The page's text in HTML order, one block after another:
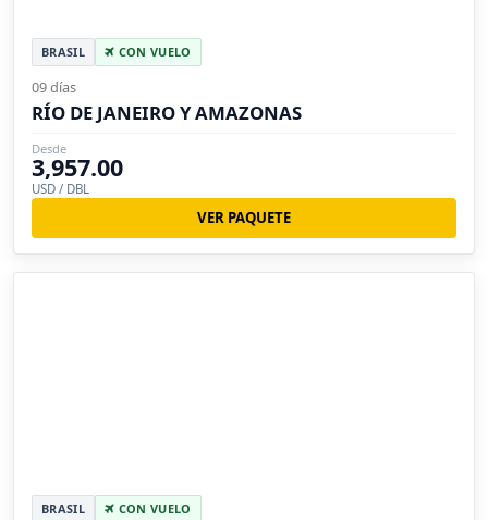
BRASIL CON VUELO
09 días
RÍO DE JANEIRO Y AMAZONAS
Desde
3,957.00
USD / DBL
VER PAQUETE
BRASIL CON VUELO